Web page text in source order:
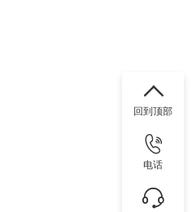
回到顶部
电话